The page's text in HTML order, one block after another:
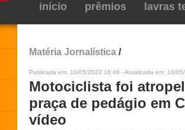
início prêmios lavras
Matéria Jornalística /
Publicada em: 10/05/2022 16:48 - Atualizada em: 10/
Motociclista foi
praça de pedágio em
vídeo